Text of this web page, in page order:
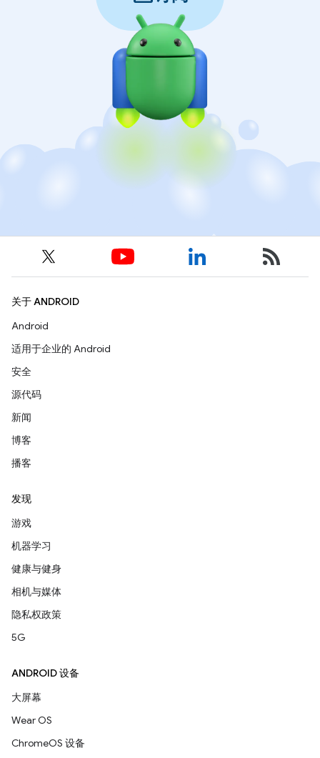
关于 ANDROID
Android
适用于企业的 Android
安全
源代码
新闻
博客
播客
发现
游戏
机器学习
健康与健身
相机与媒体
隐私权政策
5G
ANDROID 设备
大屏幕
Wear OS
ChromeOS 设备